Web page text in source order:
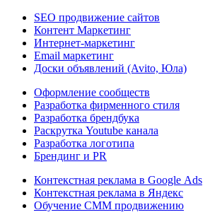
SEO продвижение сайтов
Контент Маркетинг
Интернет-маркетинг
Email маркетинг
Доски объявлений (Avito, Юла)
Оформление сообществ
Разработка фирменного стиля
Разработка брендбука
Раскрутка Youtube канала
Разработка логотипа
Брендинг и PR
Контекстная реклама в Google Ads
Контекстная реклама в Яндекс
Обучение СММ продвижению